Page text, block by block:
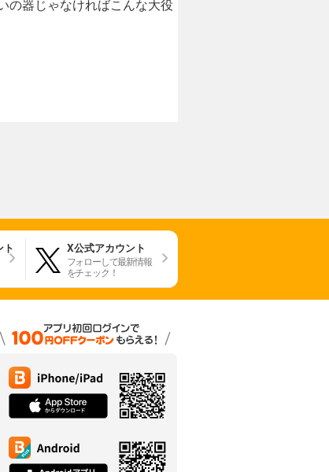
の器じゃなければこんな大役
ト X公式アカウント
フォローして最新情報
をチェック！